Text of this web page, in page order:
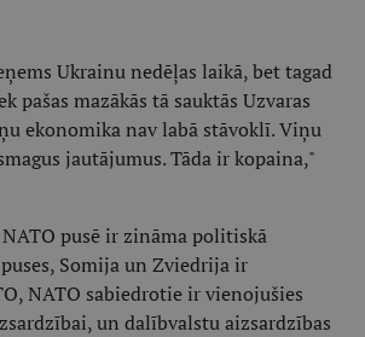
Ukrainu nedēļas laikā, bet tagad
pašas mazākās tā sauktās Uzvaras
ekonomika nav labā stāvoklī. Viņu
jautājumus. Tāda ir kopaina,"
pusē ir zināma politiskā
Somija un Zviedrija ir
NATO sabiedrotie ir vienojušies
un dalībvalstu aizsardzības